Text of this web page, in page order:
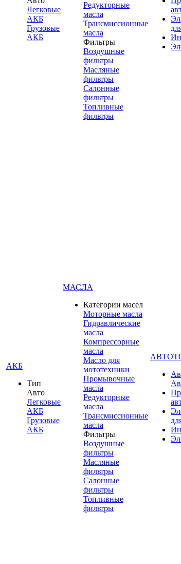
Легковые
АКБ
Грузовые
АКБ
Редукторные
масла
Трансмиссионные
масла
Фильтры
Воздушные
фильтры
Масляные
фильтры
Салонные
фильтры
Топливные
фильтры
АКБ
Тип
Авто
Легковые
АКБ
Грузовые
АКБ
МАСЛА
Категории масел
Моторные масла
Гидравлические
масла
Компрессорные
масла
Масло для
мототехники
Промывочные
масла
Редукторные
масла
Трансмиссионные
масла
Фильтры
Воздушные
фильтры
Масляные
фильтры
Салонные
фильтры
Топливные
фильтры